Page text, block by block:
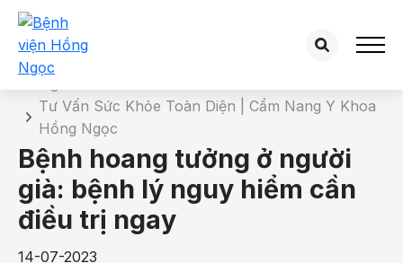
Chi tiết bài tư vấn
Tư Vấn Sức Khỏe Toàn Diện | Cẩm Nang Y Khoa
Hồng Ngọc
Bệnh hoang tưởng ở người
già: bệnh lý nguy hiểm cần
điều trị ngay
14-07-2023